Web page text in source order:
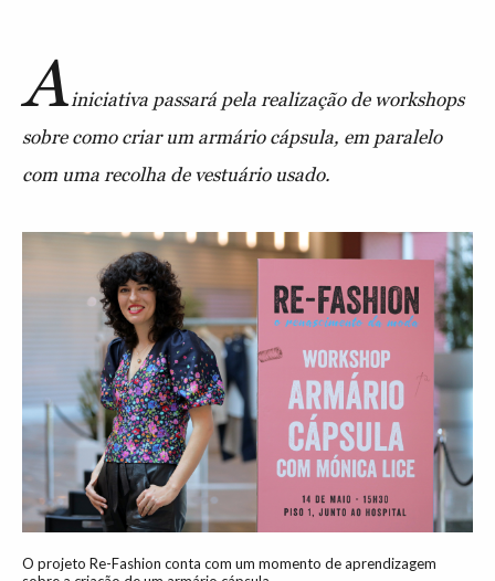
Ainiciativa passará pela realização de workshops
sobre como criar um armário cápsula, em paralelo
com uma recolha de vestuário usado.
O projeto Re-Fashion conta com um momento de aprendizagem